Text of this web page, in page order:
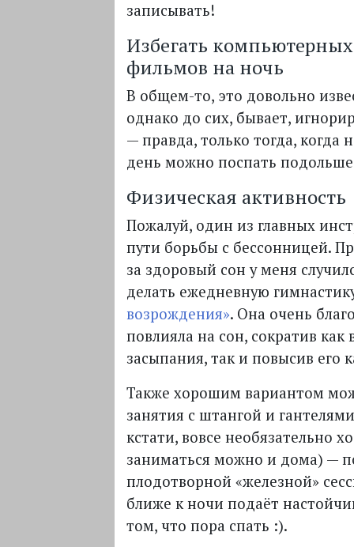
записывать!
Избегать
фильмов на ночь
В общем-то, это довольно
однако до сих, бывает,
— правда, только тогда, когда
день можно поспать
Физическая активность
Пожалуй, один из главных
пути борьбы с бессонницей.
за здоровый сон у меня
делать ежедневную
возрождения». Она очень
повлияла на сон, сократив как
засыпания, так и повысив его
Также хорошим вариантом
занятия с штангой и
кстати, вовсе необязательно
заниматься можно и дома) —
плодотворной «железной»
ближе к ночи подаёт
том, что пора спать :).